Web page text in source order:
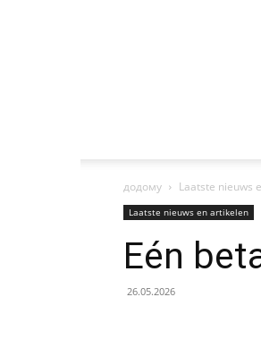
додому Laatste nieuws
Laatste nieuws en artikelen
Eén
26.05.2026